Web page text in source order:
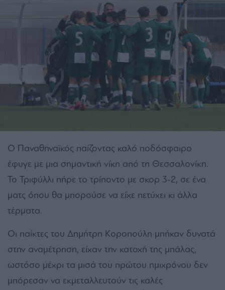
Ο Παναθηναϊκός παίζοντας καλό ποδόσφαιρο
έφυγε με μια σημαντική νίκη από τη Θεσσαλονίκη.
Το Τριφύλλι πήρε το τρίποντο με σκορ 3-2, σε ένα
ματς όπου θα μπορούσε να είχε πετύχει κι άλλα
τέρματα.
Οι παίκτες του Δημήτρη Κοροπούλη μπήκαν δυνατά
στην αναμέτρηση, είχαν την κατοχή της μπάλας,
ωστόσο μέχρι τα μισά του πρώτου ημιχρόνου δεν
μπόρεσαν να εκμεταλλευτούν τις καλές